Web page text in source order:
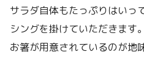
サラダ自体もたっぷりはいっ
シングを掛けていただきます。
お箸が用意されているのが地